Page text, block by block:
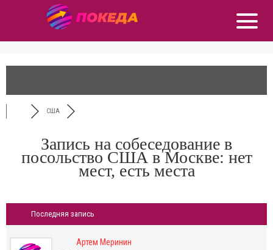
США
Запись на собеседование в
посольство США в Москве: нет
мест, есть места
Последняя запись
Артем Меринин